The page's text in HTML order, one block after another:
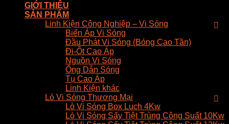
GIỚI THIỆU
SẢN PHẨM
Linh Kiện Công Nghiệp – Vi Sóng
Biến Áp Vi Sóng
Đầu Phát Vi Sóng (Bóng Cao Tần)
Đi-Ốt Cao Áp
Nguồn Vi Sóng
Ống Dẫn Sóng
Tụ Cao Áp
Linh Kiện khác
Lò Vi Sóng Thương Mại
Lò Vi Sóng Box Luch 4Kw
Lò Vi Sóng Sấy Tiệt Trùng Công Suất 10Kw